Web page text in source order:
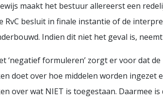
maakt het bestuur allereerst een
RvC besluit in finale instantie of de
Indien dit niet het geval is,
‘negatief formuleren’ zorgt er voor dat
doet over hoe middelen worden ingezet
over wat NIET is toegestaan. Daarmee